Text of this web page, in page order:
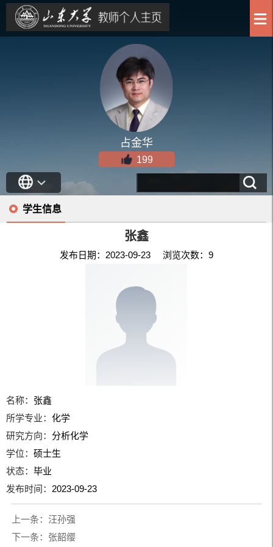
占金华
199
学生信息
张鑫
发布日期：2023-09-23 浏览次数： 9
名称： 张鑫
所学专业：化学
研究方向：分析化学
学位：硕士生
状态：毕业
发布时间： 2023-09-23
上一条： 汪孙强
下一条： 张韶缨